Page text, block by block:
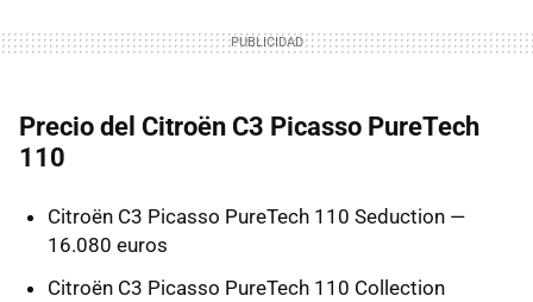
Precio del Citroën C3 Picasso PureTech
110
Citroën C3 Picasso PureTech 110 Seduction —
16.080 euros
Citroën C3 Picasso PureTech 110 Collection